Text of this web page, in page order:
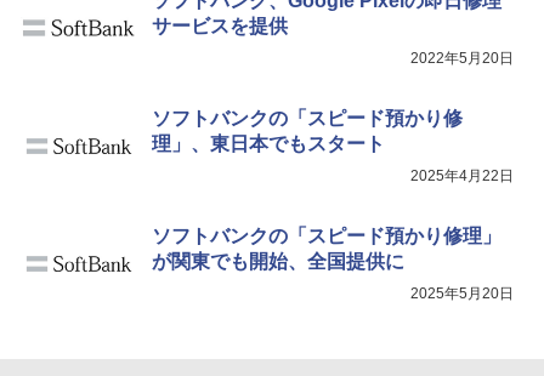
サービスを提供
2022年5月20日
ソフトバンクの「スピード預かり修
理」、東日本でもスタート
2025年4月22日
ソフトバンクの「スピード預かり修理」
が関東でも開始、全国提供に
2025年5月20日